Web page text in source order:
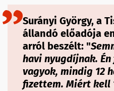
Surányi György, a
állandó előadója
arról beszélt: "
havi nyugdíjnak.
vagyok, mindig 12
fizettem. Miért kell